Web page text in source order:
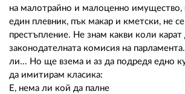
на малотрайно и малоценно имущество,
един плевник, пък макар и кметски, не
престъпление. Не знам какви коли карат
законодателната комисия на
ли... Но ще взема и аз да подредя едно
да имитирам класика:
Е, нема ли кой да палне